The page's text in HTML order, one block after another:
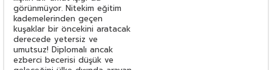
görünmüyor. Nitekim eğitim
kademelerinden geçen
kuşaklar bir öncekini aratacak
derecede yetersiz ve
umutsuz! Diplomalı ancak
ezberci becerisi düşük ve